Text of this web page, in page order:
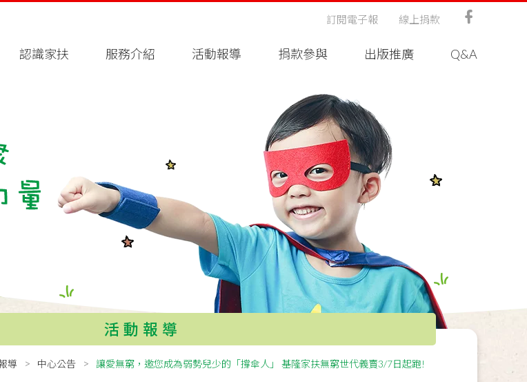
認識家扶 服務介紹 活動報導 捐款參與 出版推廣 Q&A
訂閱電子報 線上捐款
活動報導
導 中心公告 讓愛無窮，邀您成為弱勢兒少的「撐傘人」 基隆家扶無窮世代義賣3/7日起跑!